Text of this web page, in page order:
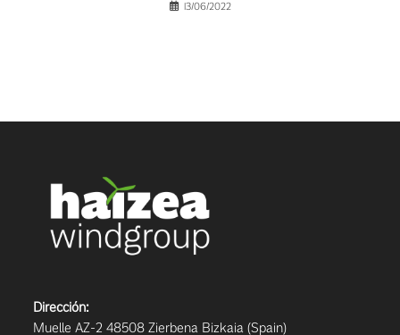
13/06/2022
Dirección:
Muelle AZ-2 48508 Zierbena Bizkaia (Spain)